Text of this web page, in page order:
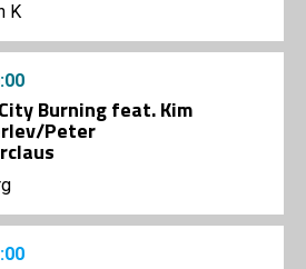
K
Burning feat. Kim
Peter